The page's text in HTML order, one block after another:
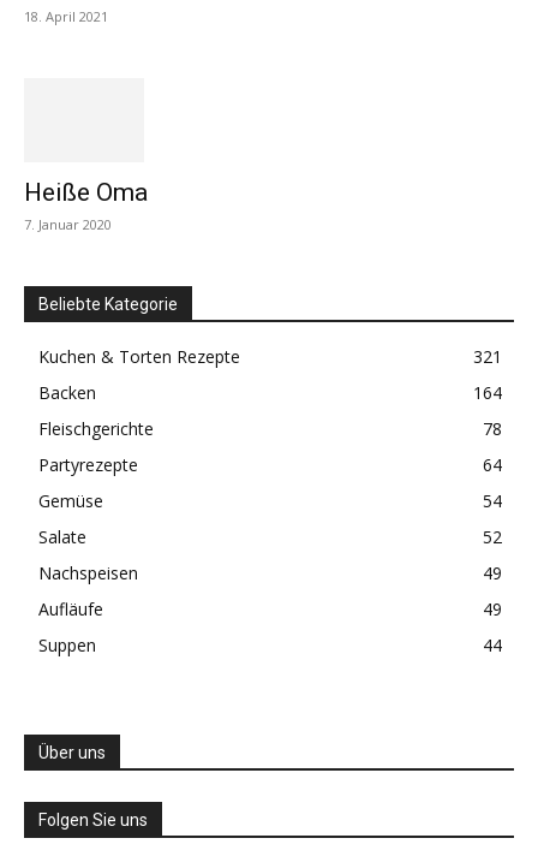
18. April 2021
Heiße Oma
7. Januar 2020
Beliebte Kategorie
Kuchen & Torten Rezepte
321
Backen
164
Fleischgerichte
78
Partyrezepte
64
Gemüse
54
Salate
52
Nachspeisen
49
Aufläufe
49
Suppen
44
Über uns
Folgen Sie uns